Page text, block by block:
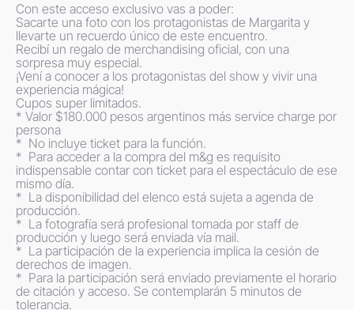
Con este acceso exclusivo vas a poder:
Sacarte una foto con los protagonistas de Margarita y
llevarte un recuerdo único de este encuentro.
Recibí un regalo de merchandising oficial, con una
sorpresa muy especial.
¡Vení a conocer a los protagonistas del show y vivir una
experiencia mágica!
Cupos super limitados.
* Valor $180.000 pesos argentinos más service charge por
persona
*⁠  ⁠No incluye ticket para la función.
* ⁠ Para acceder a la compra del m&g es requisito
indispensable contar con ticket para el espectáculo de ese
mismo día.
*⁠  ⁠La disponibilidad del elenco está sujeta a agenda de
producción.
*  ⁠La fotografía será profesional tomada por staff de
producción y luego será enviada vía mail.
*⁠  ⁠La participación de la experiencia implica la cesión de
derechos de imagen.
*⁠  ⁠Para la participación será enviado previamente el horario
de citación y acceso. Se contemplarán 5 minutos de
tolerancia.